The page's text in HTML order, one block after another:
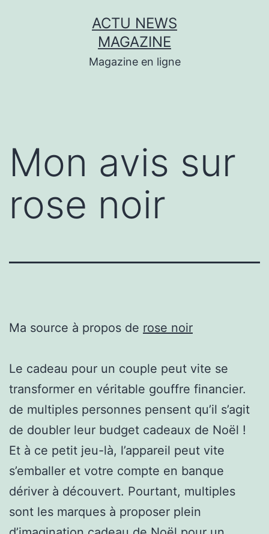
ACTU NEWS
MAGAZINE
Magazine en ligne
Mon avis sur
rose noir
Ma source à propos de rose noir
Le cadeau pour un couple peut vite se
transformer en véritable gouffre financier.
de multiples personnes pensent qu’il s’agit
de doubler leur budget cadeaux de Noël !
Et à ce petit jeu-là, l’appareil peut vite
s’emballer et votre compte en banque
dériver à découvert. Pourtant, multiples
sont les marques à proposer plein